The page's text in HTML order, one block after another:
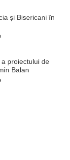
și Bisericani în
proiectului de
Balan